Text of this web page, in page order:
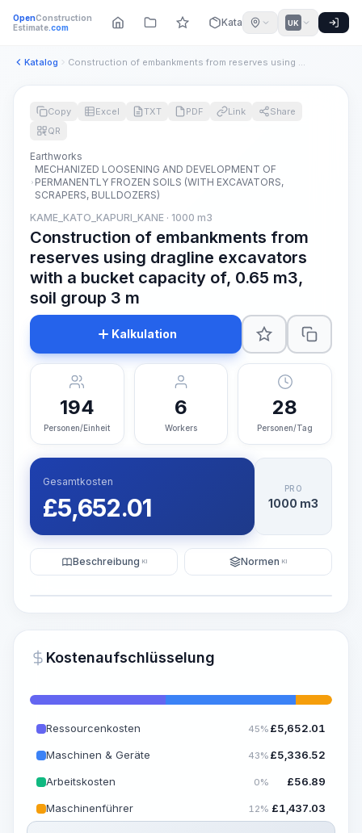
OpenConstruction
Estimate.com Katalog UK
Katalog Construction of embankments from reserves using dragline exc...
~15-30 Sek.
Copy Excel TXT PDF Link
Share
QR
Earthworks
MECHANIZED LOOSENING AND DEVELOPMENT OF
PERMANENTLY FROZEN SOILS (WITH EXCAVATORS,
SCRAPERS, BULLDOZERS)
KAME_KATO_KAPURI_KANE · 1000 m3
Construction of embankments from
reserves using dragline excavators
with a bucket capacity of, 0.65 m3,
soil group 3 m
Kalkulation
194
Personen/Einheit
6
Workers
28
Personen/Tag
Gesamtkosten
£5,652.01
PRO
1000 m3
Beschreibung KI Normen KI
Kostenaufschlüsselung
Ressourcenkosten 45% £5,652.01
Maschinen & Geräte 43% £5,336.52
Arbeitskosten 0% £56.89
Maschinenführer 12% £1,437.03